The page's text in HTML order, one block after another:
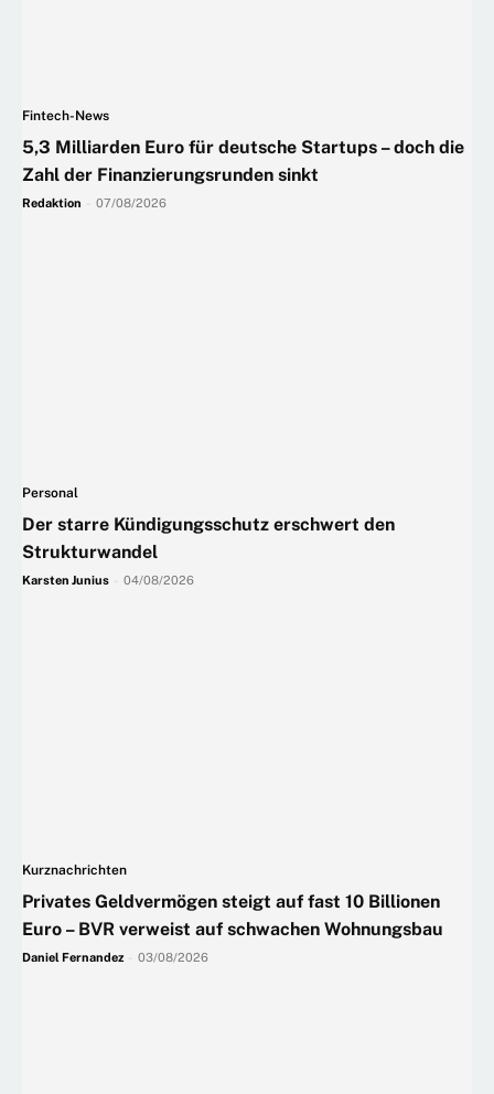
Fintech-News
5,3 Milliarden Euro für deutsche Startups – doch die
Zahl der Finanzierungsrunden sinkt
Redaktion 07/08/2026
Personal
Der starre Kündigungsschutz erschwert den
Strukturwandel
Karsten Junius 04/08/2026
Kurznachrichten
Privates Geldvermögen steigt auf fast 10 Billionen
Euro – BVR verweist auf schwachen Wohnungsbau
Daniel Fernandez 03/08/2026